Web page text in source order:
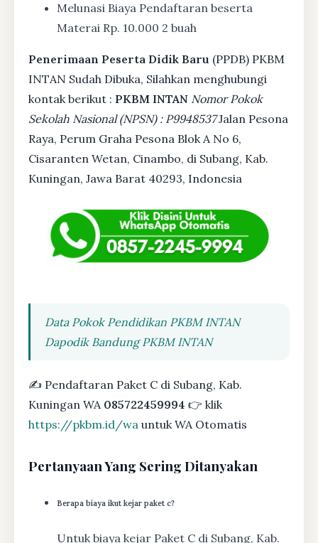
Melunasi Biaya Pendaftaran beserta
Materai Rp. 10.000 2 buah
Penerimaan Peserta Didik Baru (PPDB) PKBM
INTAN Sudah Dibuka, Silahkan menghubungi
kontak berikut : PKBM INTAN Nomor Pokok
Sekolah Nasional (NPSN) : P9948537Jalan Pesona
Raya, Perum Graha Pesona Blok A No 6,
Cisaranten Wetan, Cinambo, di Subang, Kab.
Kuningan, Jawa Barat 40293, Indonesia
Data Pokok Pendidikan PKBM INTAN
Dapodik Bandung PKBM INTAN
✍ Pendaftaran Paket C di Subang, Kab.
Kuningan WA 085722459994 👉 klik
https://pkbm.id/wa untuk WA Otomatis
Pertanyaan Yang Sering Ditanyakan
Berapa biaya ikut kejar paket c?
Untuk biaya kejar Paket C di Subang, Kab.